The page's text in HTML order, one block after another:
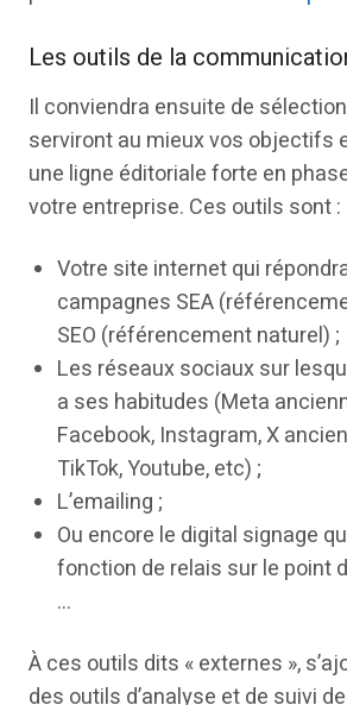
Les outils de la
Il conviendra ensuite de
serviront au mieux vos objectifs
une ligne éditoriale forte en
votre entreprise. Ces outils sont :
Votre site internet qui
campagnes SEA
SEO (référencement naturel) ;
Les réseaux sociaux sur
a ses habitudes (Meta
Facebook, Instagram, X
TikTok, Youtube, etc) ;
L’emailing ;
Ou encore le digital signage
fonction de relais sur le point
…
À ces outils dits « externes »,
des outils d’analyse et de suivi